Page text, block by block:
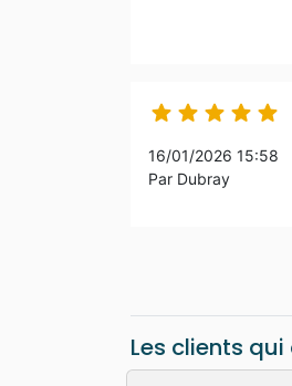
    
16/01/2026 15:58
Par Dubray
Les clients